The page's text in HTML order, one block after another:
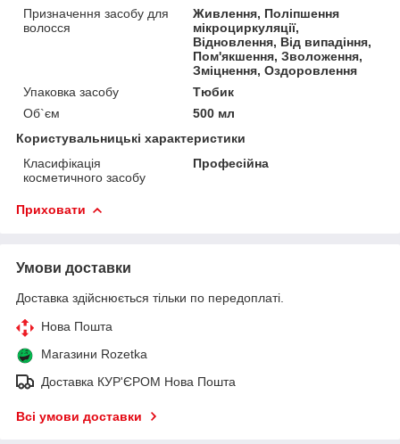
Призначення засобу для
волосся
Живлення, Поліпшення
мікроциркуляції,
Відновлення, Від випадіння,
Пом'якшення, Зволоження,
Зміцнення, Оздоровлення
Упаковка засобу
Тюбик
Об`єм
500 мл
Користувальницькі характеристики
Класифікація
косметичного засобу
Професійна
Приховати
Умови доставки
Доставка здійснюється тільки по передоплаті.
Нова Пошта
Магазини Rozetka
Доставка КУР'ЄРОМ Нова Пошта
Всі умови доставки